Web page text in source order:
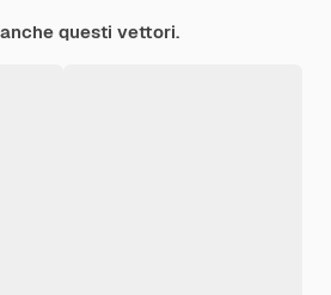
questi vettori.